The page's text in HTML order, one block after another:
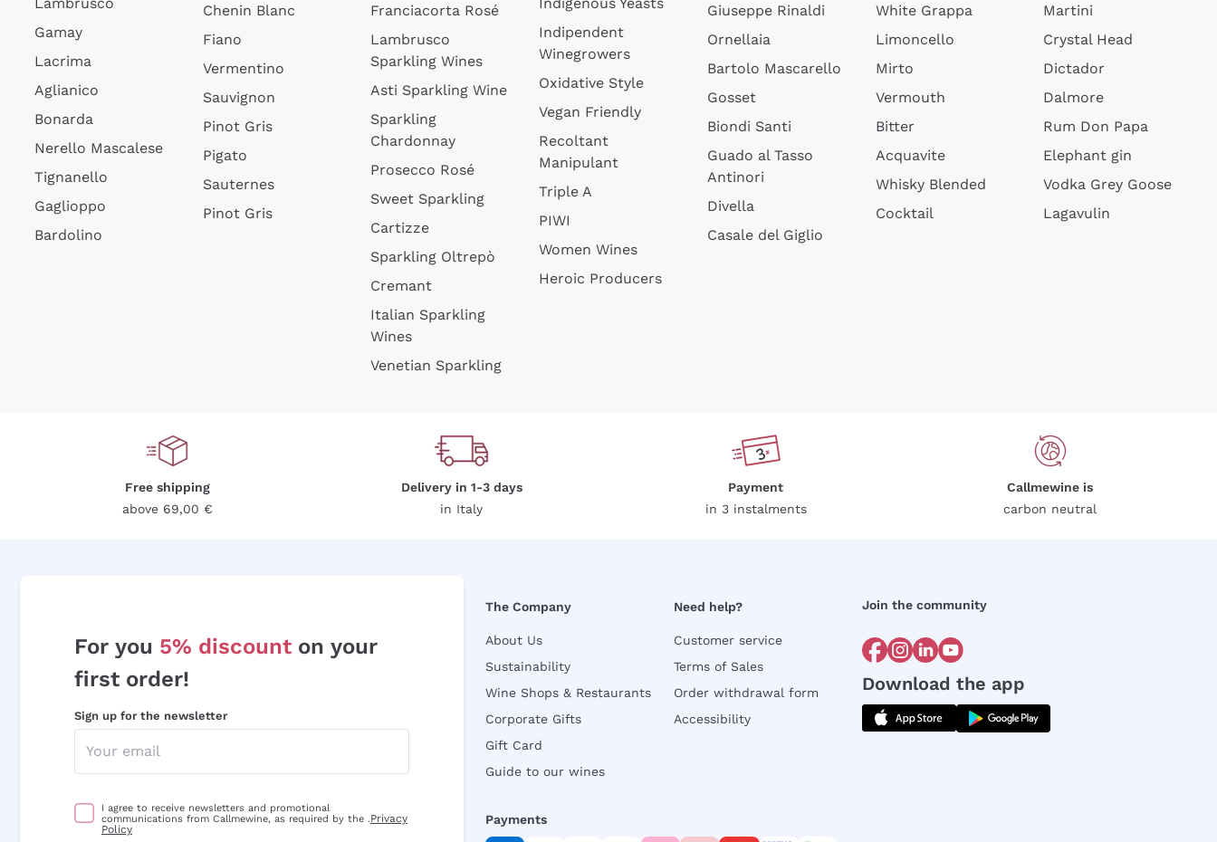
Gamay
Lacrima
Aglianico
Bonarda
Nerello Mascalese
Tignanello
Gaglioppo
Bardolino
Chenin Blanc
Fiano
Vermentino
Sauvignon
Pinot Gris
Pigato
Sauternes
Pinot Gris
Franciacorta Rosé
Lambrusco
Sparkling Wines
Asti Sparkling Wine
Sparkling
Chardonnay
Prosecco Rosé
Sweet Sparkling
Cartizze
Sparkling Oltrepò
Cremant
Italian Sparkling
Wines
Venetian Sparkling
Indipendent
Winegrowers
Oxidative Style
Vegan Friendly
Recoltant
Manipulant
Triple A
PIWI
Women Wines
Heroic Producers
Giuseppe Rinaldi
Ornellaia
Bartolo Mascarello
Gosset
Biondi Santi
Guado al Tasso
Antinori
Divella
Casale del Giglio
White Grappa
Limoncello
Mirto
Vermouth
Bitter
Acquavite
Whisky Blended
Cocktail
Martini
Crystal Head
Dictador
Dalmore
Rum Don Papa
Elephant gin
Vodka Grey Goose
Lagavulin
Free shipping
above 69,00 €
Delivery in 1-3 days
in Italy
Payment
in 3 instalments
Callmewine is
carbon neutral
For you 5% discount on your
first order!
Sign up for the newsletter
I agree to receive newsletters and promotional
communications from Callmewine, as required by the .Privacy
Policy
The Company
About Us
Sustainability
Wine Shops & Restaurants
Corporate Gifts
Gift Card
Guide to our wines
Need help?
Customer service
Terms of Sales
Order withdrawal form
Accessibility
Join the community
Download the app
Payments